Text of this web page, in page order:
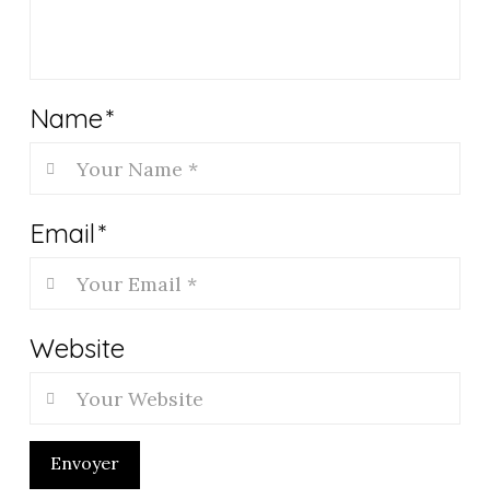
Name*
Email*
Website
Envoyer